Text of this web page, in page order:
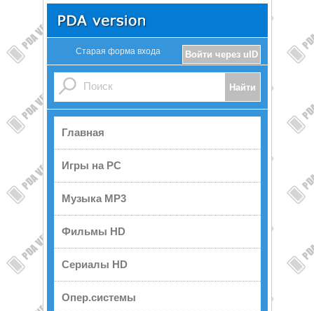
Войти через uID
Старая форма входа
Главная
Игры на PC
Музыка MP3
Фильмы HD
Сериалы HD
Опер.системы